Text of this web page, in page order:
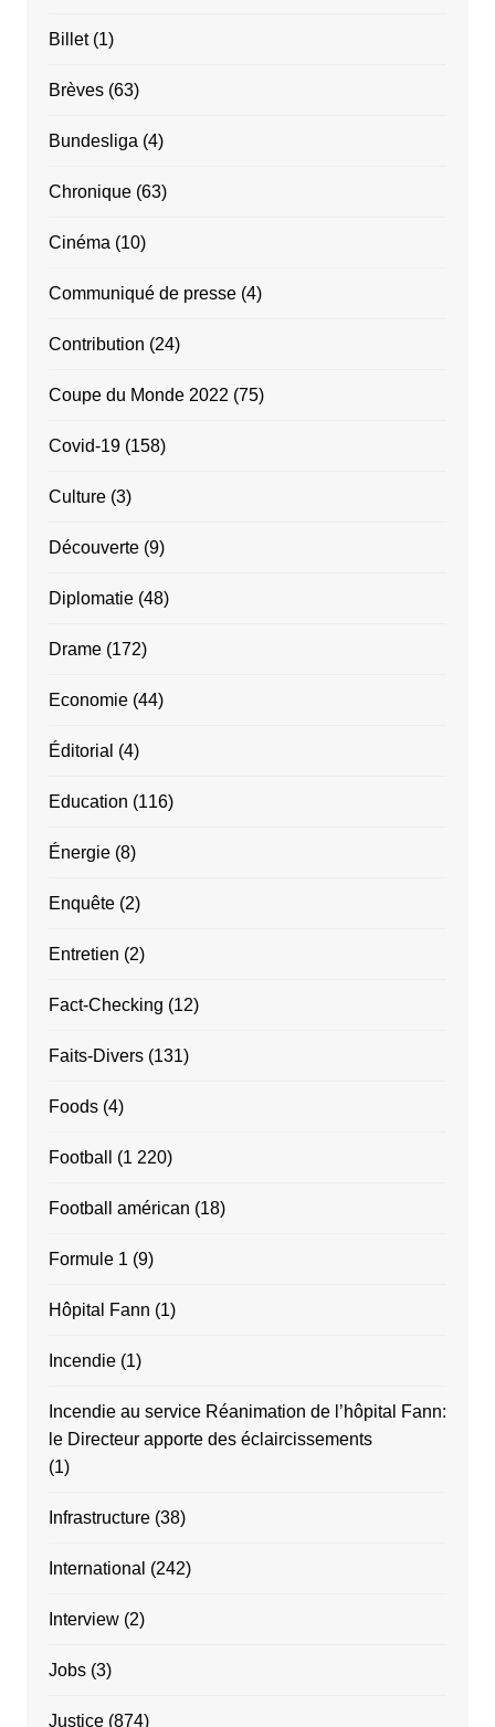
Billet(1)
Brèves(63)
Bundesliga(4)
Chronique(63)
Cinéma(10)
Communiqué de presse(4)
Contribution (24)
Coupe du Monde 2022(75)
Covid-19(158)
Culture(3)
Découverte(9)
Diplomatie(48)
Drame(172)
Economie(44)
Éditorial (4)
Education (116)
Énergie(8)
Enquête(2)
Entretien (2)
Fact-Checking (12)
Faits-Divers(131)
Foods(4)
Football (1 220)
Football américan (18)
Formule 1(9)
Hôpital Fann (1)
Incendie(1)
Incendie au service Réanimation de l’hôpital Fann:
le Directeur apporte des éclaircissements
(1)
Infrastructure(38)
International (242)
Interview(2)
Jobs(3)
Justice(874)